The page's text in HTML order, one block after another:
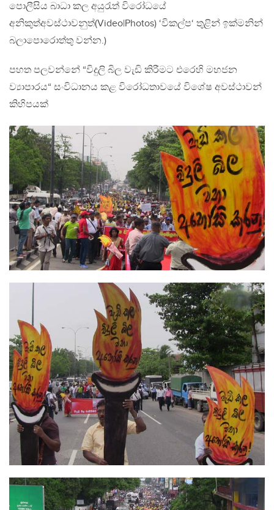
පොලීසිය බාධා කල අයුරැත් විරෝධයේ
අනිකුත්‍අවස්ථාවනුත්(Video|Photos) ‘විකල්ප‘ තුළින් ඉක්මනින්
බලාපොරොත්තු වන්න.)
පහත පලවන්නේ “විදුලි බිල වැඩි කිරීමට එරෙහි මහජන
ව්‍යාපාරය“ සංවිධානය කළ විරෝධතාවයේ විශේෂ අවස්ථාවන්
කිහිපයක්